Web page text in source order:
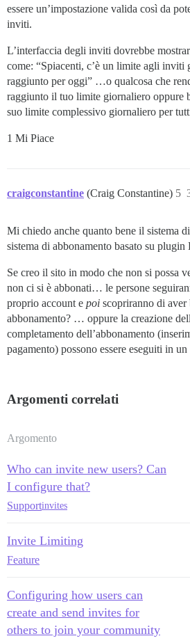
essere un’impostazione valida così da
inviti.
L’interfaccia degli inviti dovrebbe
come: “Spiacenti, c’è un limite agli inviti
raggiunto per oggi” …o qualcosa che
raggiunto il tuo limite giornaliero oppure
suo limite complessivo giornaliero per
1 Mi Piace
craigconstantine (Craig Constantine) 5
Mi chiedo anche quanto bene il sistema
sistema di abbonamento basato su plugin
Se creo il sito in modo che non si possa
non ci si è abbonati… le persone
proprio account e poi scopriranno di aver
abbonamento? … oppure la creazione
completamento dell’abbonamento
pagamento) possono essere eseguiti in
Argomenti correlati
Argomento
Who can invite new users? Can
I configure that?
Supportinvites
Invite Limiting
Feature
Configuring how users can
create and send invites for
others to join your community